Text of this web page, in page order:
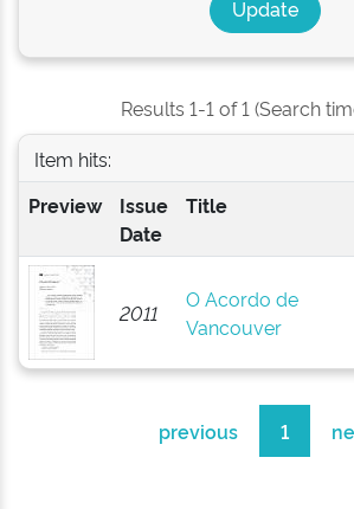
Results 1-1 of 1 (Search
Item hits:
Preview
Issue
Date
Title
2011
O Acordo de
Vancouver
previous 1